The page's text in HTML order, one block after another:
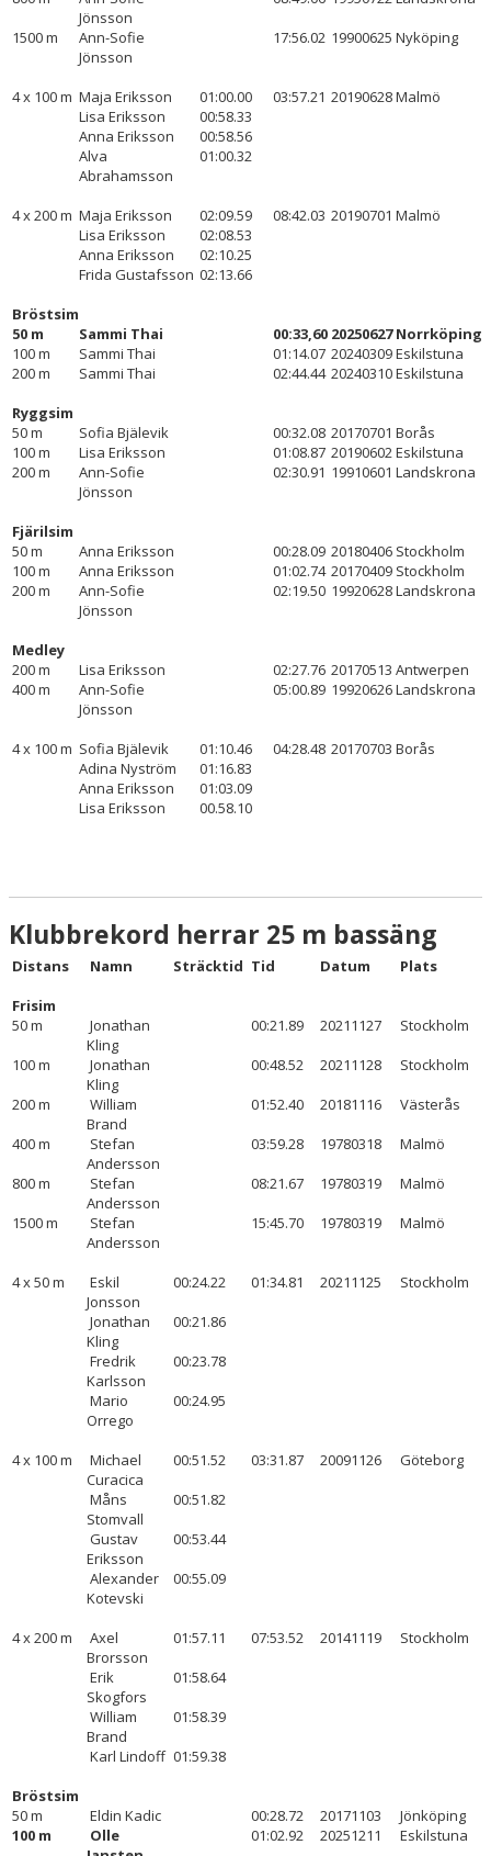
Jönsson
1500 m
Ann-Sofie
Jönsson
17:56.02 19900625 Nyköping
4 x 100 m Maja Eriksson 01:00.00 03:57.21 20190628Malmö
Lisa Eriksson
00:58.33
Anna Eriksson
00:58.56
Alva
Abrahamsson
01:00.32
4 x 200 m Maja Eriksson 02:09.59 08:42.03 20190701 Malmö
Lisa Eriksson
02:08.53
Anna Eriksson
02:10.25
Frida Gustafsson 02:13.66
Bröstsim
50 m
Sammi Thai 00:33,60 20250627Norrköping
100 m
Sammi Thai 01:14.07 20240309Eskilstuna
200 m
Sammi Thai 02:44.44 20240310Eskilstuna
Ryggsim
50 m
Sofia Bjälevik 00:32.08 20170701 Borås
100 m
Lisa Eriksson 01:08.87 20190602Eskilstuna
200 m
Ann-Sofie
Jönsson
02:30.91 19910601 Landskrona
Fjärilsim
50 m
Anna Eriksson 00:28.09 20180406 Stockholm
100 m
Anna Eriksson 01:02.74 20170409 Stockholm
200 m
Ann-Sofie
Jönsson
02:19.50 19920628Landskrona
Medley
200 m
Lisa Eriksson 02:27.76 20170513 Antwerpen
400 m
Ann-Sofie
Jönsson
05:00.89 19920626Landskrona
4 x 100 m Sofia Bjälevik 01:10.46 04:28.48 20170703 Borås
Adina Nyström
01:16.83
Anna Eriksson
01:03.09
Lisa Eriksson
00.58.10
Klubbrekord herrar 25 m bassäng
Distans Namn Sträcktid Tid Datum
Plats
Frisim
50 m
Jonathan
Kling
00:21.89 20211127
Stockholm
100 m
Jonathan
Kling
00:48.52 20211128
Stockholm
200 m
William
Brand
01:52.40 20181116
Västerås
400 m
Stefan
Andersson
03:59.28 19780318
Malmö
800 m
Stefan
Andersson
08:21.67 19780319
Malmö
1500 m
Stefan
Andersson
15:45.70 19780319 Malmö
4 x 50 m
Eskil
Jonsson
00:24.22 01:34.81 20211125
Stockholm
Jonathan
Kling
00:21.86
Fredrik
Karlsson
00:23.78
Mario
Orrego
00:24.95
4 x 100 m
Michael
Curacica
00:51.52 03:31.87 20091126
Göteborg
Måns
Stomvall
00:51.82
Gustav
Eriksson
00:53.44
Alexander
Kotevski
00:55.09
4 x 200 m
Axel
Brorsson
01:57.11 07:53.52 20141119
Stockholm
Erik
Skogfors
01:58.64
William
Brand
01:58.39
Karl Lindoff 01:59.38
Bröstsim
50 m
Eldin Kadic 00:28.72 20171103
Jönköping
100 m
Olle
01:02.92 20251211
Eskilstuna